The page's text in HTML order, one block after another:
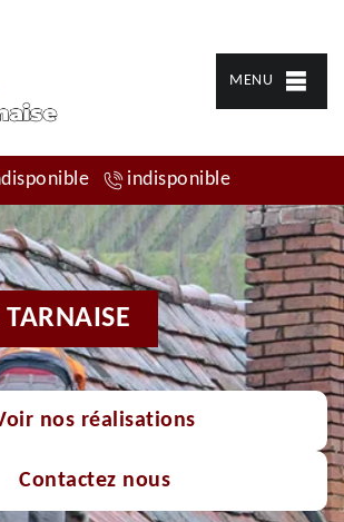
MENU
indisponible
nos réalisations
Contactez nous